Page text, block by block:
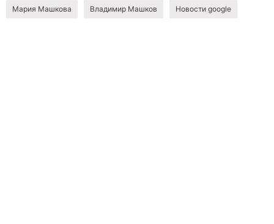
Мария Машкова Владимир Машков Новости google